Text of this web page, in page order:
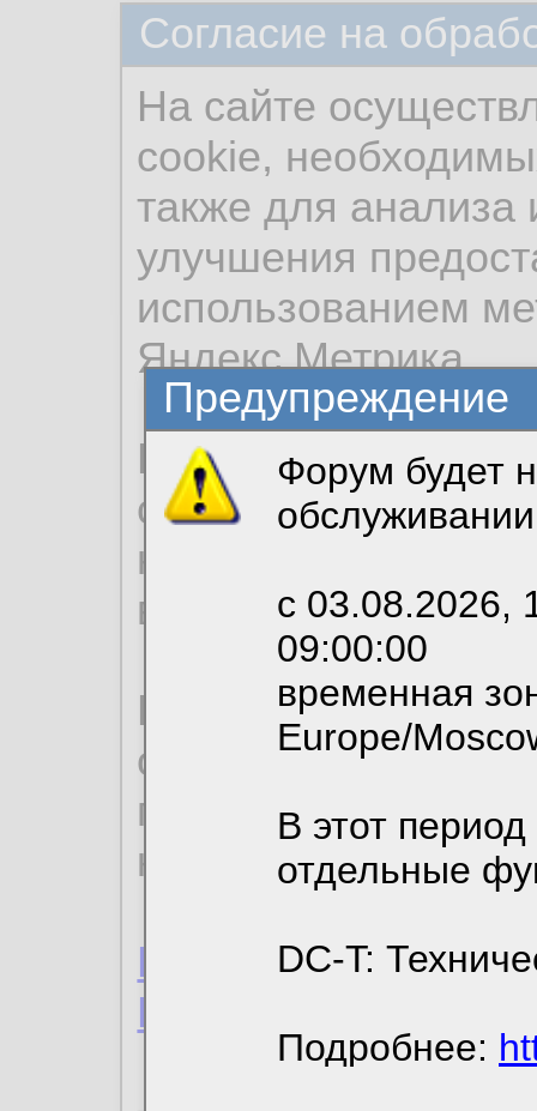
Предупреждение
Форум будет
с 03.08.2026,
09:00:00
временная
Europe/
В этот
отдельные
DC-T:
Подробнее:
Согласие на
На сайте
cookie,
также для анализа
улучшения
использованием
Яндекс.Метрика.
Продолжая
согласие на
необходимых для
вы можете
По
ознакомиться с
пользовательским
Пользовательское
Политика